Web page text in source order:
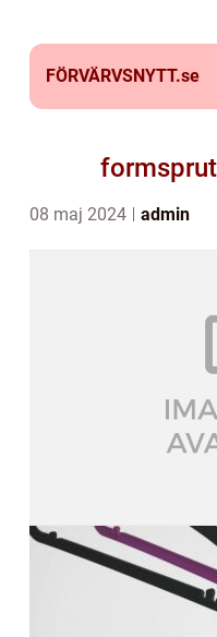
FÖRVÄRVSNYTT.se
08 maj 2024 admin